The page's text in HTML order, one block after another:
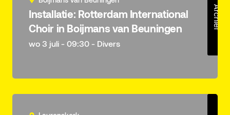
Archief
Installatie: Rotterdam International
Choir in Boijmans van Beuningen
wo 3 juli - 09:30 - Divers